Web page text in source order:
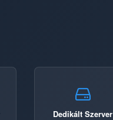
Dedikált Szerver